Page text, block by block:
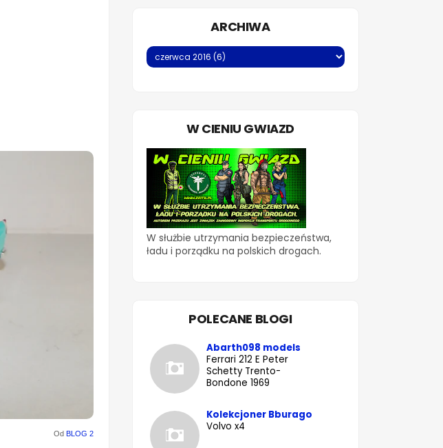
Od BLOG 2
ARCHIWA
W CIENIU GWIAZD
W służbie utrzymania bezpieczeństwa,
ładu i porządku na polskich drogach.
POLECANE BLOGI
Abarth098 models
Ferrari 212 E Peter
Schetty Trento-
Bondone 1969
Kolekcjoner Bburago
Volvo x4